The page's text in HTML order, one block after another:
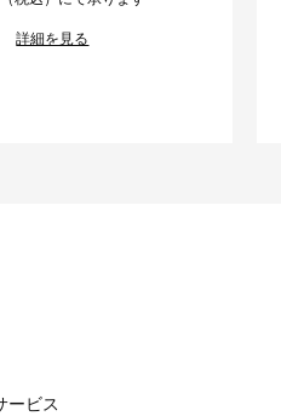
詳細を見る
ービス